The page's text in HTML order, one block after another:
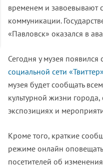
временем и завоевывают
коммуникации.
«Павловск» оказался в
Сегодня у музея появился
социальной сети «Твиттер»
музея будет сообщать
культурной жизни
экспозициях и
Кроме того, краткие
режиме онлайн
посетителей об